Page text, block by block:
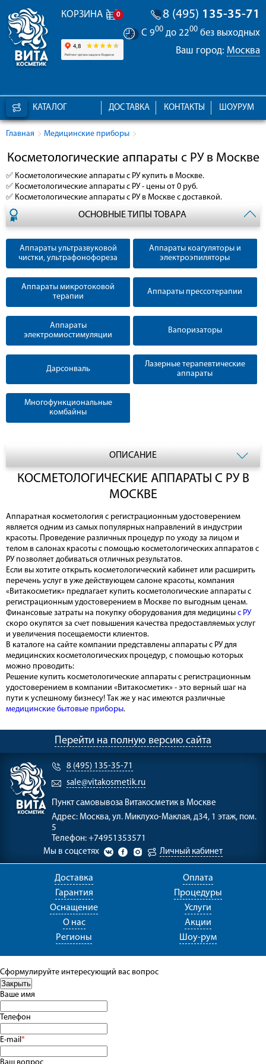
КОРЗИНА 0 8 (495) 135-35-71
С 900 до 2200 без выходных
Ваш город: Москва
КАТАЛОГ ШОУРУМ
КОНТАКТЫ
ДОСТАВКА
Главная Медицинские приборы
Косметологические аппараты с РУ в Москве
✅ Косметологические аппараты с РУ купить в Москве.
✅ Косметологические аппараты с РУ - цены от 0 руб.
✅ Косметологические аппараты с РУ в Москве с доставкой.
ОСНОВНЫЕ ТИПЫ ТОВАРА
Аппараты ультразвуковой
чистки, ультрафонофореза
Аппараты коагуляторы и
электроэпиляторы
Аппараты микротоковой
терапии
Аппараты прессотерапии
Аппараты
электромиостимуляции
Вапоризаторы
Дарсонваль
Лазерные терапевтические
аппараты
Многофункциональные
комбайны
ОПИСАНИЕ
КОСМЕТОЛОГИЧЕСКИЕ АППАРАТЫ С РУ В
МОСКВЕ
Аппаратная косметология с регистрационным удостоверением
является одним из самых популярных направлений в индустрии
красоты. Проведение различных процедур по уходу за лицом и
телом в салонах красоты с помощью косметологических аппаратов с
РУ позволяет добиваться отличных результатов.
Если вы хотите открыть косметологический кабинет или расширить
перечень услуг в уже действующем салоне красоты, компания
«Витакосметик» предлагает купить косметологические аппараты с
регистрационным удостоверением в Москве по выгодным ценам.
Финансовые затраты на покупку оборудования для медицины с РУ
скоро окупятся за счет повышения качества предоставляемых услуг
и увеличения посещаемости клиентов.
В каталоге на сайте компании представлены аппараты c РУ для
медицинских косметологических процедур, с помощью которых
можно проводить:
Решение купить косметологические аппараты с регистрационным
удостоверением в компании «Витакосметик» - это верный шаг на
пути к успешному бизнесу! Так же у нас имеются различные
медицинские бытовые приборы.
Перейти на полную версию сайта
8 (495) 135-35-71
sale@vitakosmetik.ru
Пункт самовывоза Витакосметик в Москве
Адрес: Москва, ул. Миклухо-Маклая, д34, 1 этаж, пом.
5
Телефон: +74951353571
Мы в соцсетях
Личный кабинет
Доставка
Оплата
Гарантия
Процедуры
Оснащение
Услуги
О нас
Акции
Регионы
Шоу-рум
Сформулируйте интересующий вас вопрос
Ваше имя
Телефон
E-mail*